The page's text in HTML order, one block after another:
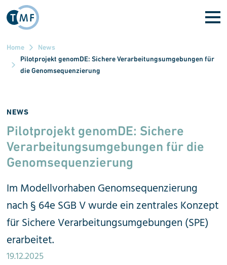
Direkt zum Inhalt
Home
News
Pilotprojekt genomDE: Sichere Verarbeitungsumgebungen für
die Genomsequenzierung
NEWS
Pilotprojekt genomDE: Sichere
Verarbeitungsumgebungen für die
Genomsequenzierung
Im Modellvorhaben Genomsequenzierung
nach § 64e SGB V wurde ein zentrales Konzept
für Sichere Verarbeitungsumgebungen (SPE)
erarbeitet.
19.12.2025